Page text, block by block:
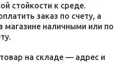
стойкости к среде.
заказ по счету, а
магазине наличными или по
на складе — адрес и